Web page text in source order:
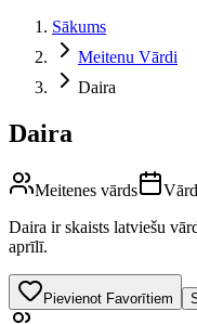
Sākums
Meitenu Vārdi
Daira
Daira
Meitenes vārds
Daira ir skaists latviešu
aprīlī.
Pievienot Favorītiem